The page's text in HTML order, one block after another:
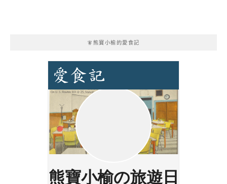
🧚熊寶小榆的愛食記